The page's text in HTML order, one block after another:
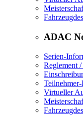
ADAC
Serien-
Reglement
Virtueller